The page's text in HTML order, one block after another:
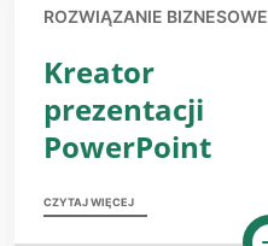
ROZWIĄZANIE BIZNESOWE
Kreator
prezentacji
PowerPoint
CZYTAJ WIĘCEJ